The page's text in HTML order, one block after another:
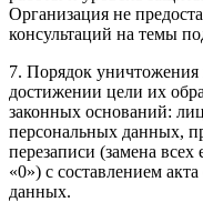
Организация не
консультаций на темы
7. Порядок
достижении цели их
законных оснований:
персональных данных,
перезаписи (замена
«0») с составлением
данных.